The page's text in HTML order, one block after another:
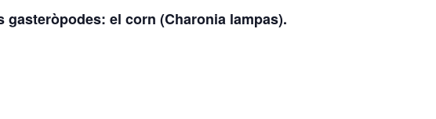
gasteròpodes: el corn (Charonia lampas).